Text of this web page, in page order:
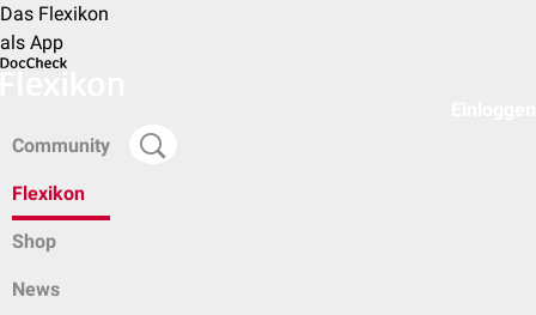
Das Flexikon
als App
Community
Flexikon
Shop
News